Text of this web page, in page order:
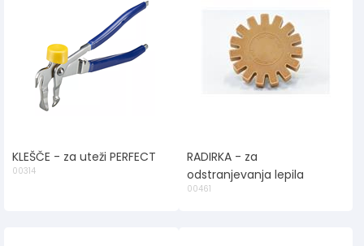
KLEŠČE - za uteži PERFECT
00314
RADIRKA - za
odstranjevanja lepila
00461